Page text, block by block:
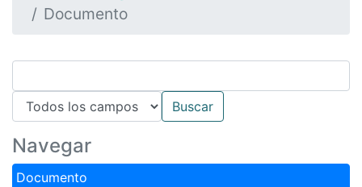
Documento
Navegar
Documento